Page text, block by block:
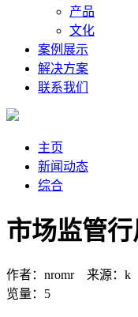
产品
文化
案例展示
解决方案
联系我们
主页
新闻动态
综合
市场监管
作者：nromr 来源：k
览量：5